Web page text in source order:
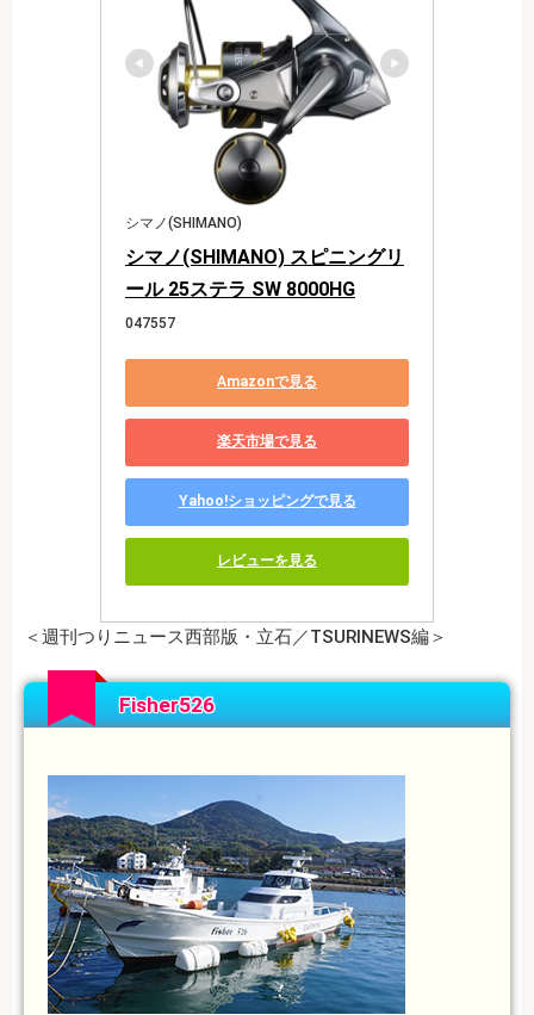
シマノ(SHIMANO)
シマノ(SHIMANO) スピニングリ
ール 25ステラ SW 8000HG
047557
Amazonで見る
楽天市場で見る
Yahoo!ショッピングで見る
レビューを見る
＜週刊つりニュース西部版・立石／TSURINEWS編＞
Fisher526